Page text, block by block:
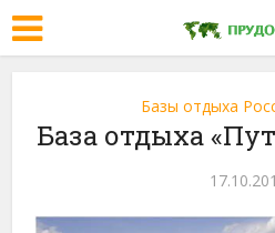
Базы отдыха
База отдыха